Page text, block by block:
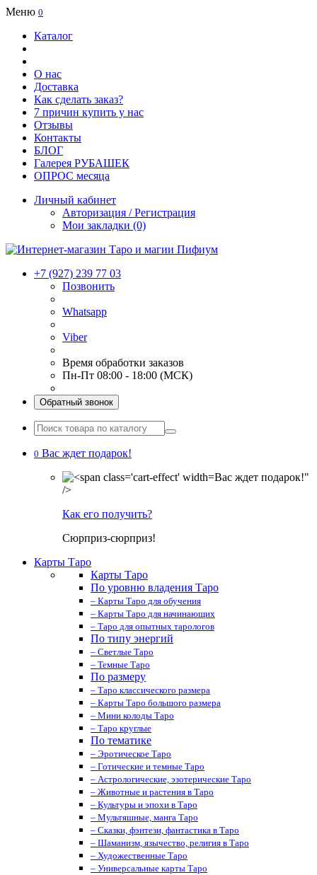
Меню 0
Каталог
О нас
Доставка
Как сделать заказ?
7 причин купить у нас
Отзывы
Контакты
БЛОГ
Галерея РУБАШЕК
ОПРОС месяца
Личный кабинет
Авторизация / Регистрация
Мои закладки (0)
+7 (927) 239 77 03
Позвонить
Whatsapp
Viber
Время обработки заказов
Пн-Пт 08:00 - 18:00 (МСК)
Обратный звонок
0 Вас ждет подарок!
Вас ждет подарок!"
/>
Как его получить?
Сюрприз-сюрприз!
Карты Таро
Карты Таро
По уровню владения Таро
– Карты Таро для обучения
– Карты Таро для начинающих
– Таро для опытных тарологов
По типу энергий
– Светлые Таро
– Темные Таро
По размеру
– Таро классического размера
– Карты Таро большого размера
– Мини колоды Таро
– Таро круглые
По тематике
– Эротическое Таро
– Готические и темные Таро
– Астрологические, эзотерические Таро
– Животные и растения в Таро
– Культуры и эпохи в Таро
– Мультяшные, манга Таро
– Сказки, фэнтези, фантастика в Таро
– Шаманизм, язычество, религия в Таро
– Художественные Таро
– Универсальные карты Таро